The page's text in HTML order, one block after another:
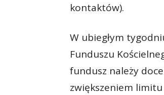
kontaktów).
W ubiegłym
Funduszu
fundusz należy
zwiększeniem